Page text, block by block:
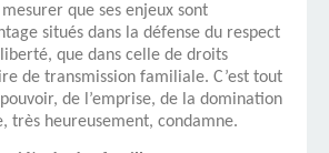
que ses enjeux sont
situés dans la défense du respect
que dans celle de droits
de transmission familiale. C’est tout
de l’emprise, de la domination
très heureusement, condamne.